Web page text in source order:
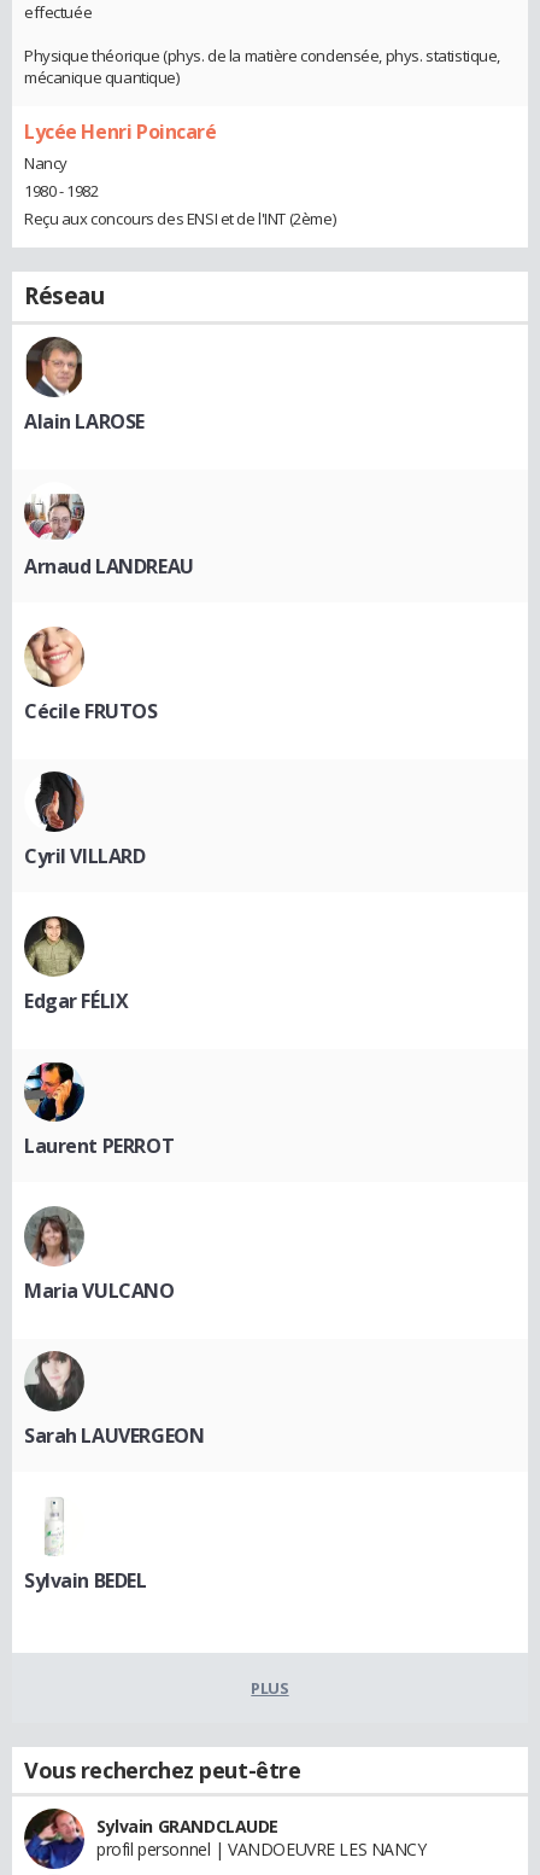
effectuée
Physique théorique (phys. de la matière condensée, phys. statistique,
mécanique quantique)
Lycée Henri Poincaré
Nancy
1980 - 1982
Reçu aux concours des ENSI et de l'INT (2ème)
Réseau
Alain LAROSE
Arnaud LANDREAU
Cécile FRUTOS
Cyril VILLARD
Edgar FÉLIX
Laurent PERROT
Maria VULCANO
Sarah LAUVERGEON
Sylvain BEDEL
PLUS
Vous recherchez peut-être
Sylvain GRANDCLAUDE
profil personnel | VANDOEUVRE LES NANCY